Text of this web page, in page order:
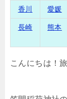
香川 愛媛
長崎 熊本
こんにちは！